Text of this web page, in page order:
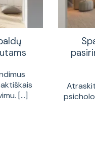
[...]